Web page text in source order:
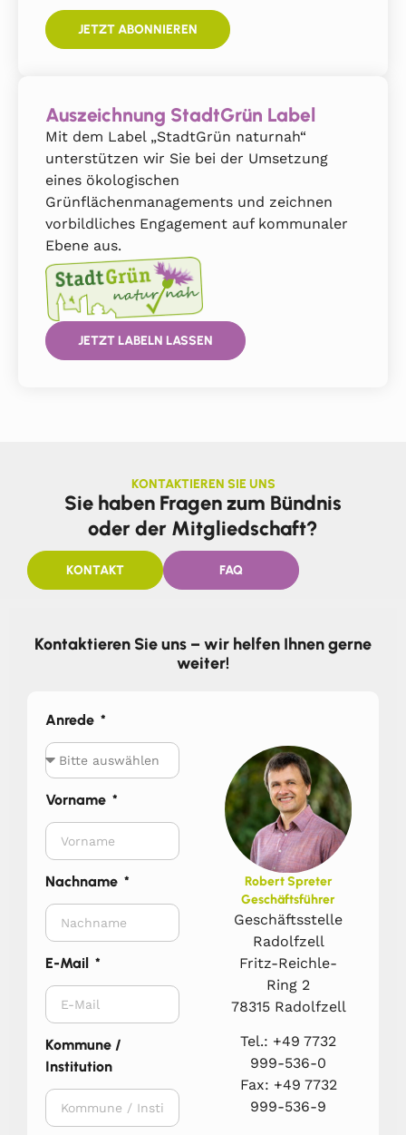
JETZT ABONNIEREN
Auszeichnung StadtGrün Label
Mit dem Label „StadtGrün naturnah“
unterstützen wir Sie bei der Umsetzung
eines ökologischen
Grünflächenmanagements und zeichnen
vorbildliches Engagement auf kommunaler
Ebene aus.
JETZT LABELN LASSEN
KONTAKTIEREN SIE UNS
Sie haben Fragen zum Bündnis
oder der Mitgliedschaft?
KONTAKT FAQ
Kontaktieren Sie uns – wir helfen Ihnen gerne
weiter!
Anrede
Vorname
Nachname
E-Mail
Kommune /
Institution
Robert Spreter
Geschäftsführer
Geschäftsstelle
Radolfzell
Fritz-Reichle-
Ring 2
78315 Radolfzell
Tel.: +49 7732
999-536-0
Fax: +49 7732
999-536-9